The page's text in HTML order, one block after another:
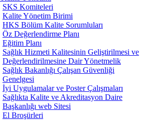
SKS Komiteleri
Kalite Yönetim Birimi
HKS Bölüm Kalite Sorumluları
Öz Değerlendirme Planı
Eğitim Planı
Sağlık Hizmeti Kalitesinin Geliştirilmesi ve
Değerlendirilmesine Dair Yönetmelik
Sağlık Bakanlığı Çalışan Güvenliği
Genelgesi
İyi Uygulamalar ve Poster Çalışmaları
Sağlıkta Kalite ve Akreditasyon Daire
Başkanlığı web Sitesi
El Broşürleri